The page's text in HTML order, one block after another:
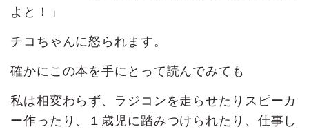
よと！」
チコちゃんに怒られます。
確かにこの本を手にとって読んでみても
私は相変わらず、ラジコンを走らせたりスピーカ
ー作ったり、１歳児に踏みつけられたり、仕事し